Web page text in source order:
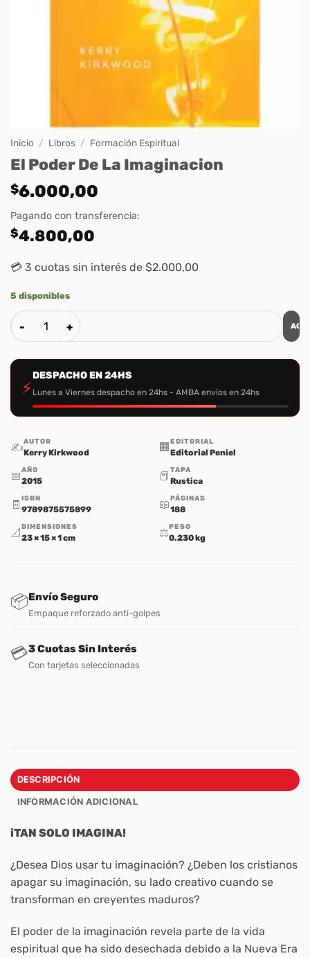
Inicio / Libros / Formación Espiritual
El Poder De La Imaginacion
$6.000,00
Pagando con transferencia:
$4.800,00
💳 3 cuotas sin interés de $2.000,00
5 disponibles
El Poder De La Imaginacion cantidad
⚡
DESPACHO EN 24HS
Lunes a Viernes despacho en 24hs - AMBA envíos en 24hs
✍️AUTOR
Kerry Kirkwood 🏢 EDITORIAL
Editorial Peniel
📅AÑO
2015 📕 TAPA
Rustica
🧾 ISBN
9789875575899 📖PÁGINAS
188
📐 DIMENSIONES
23 × 15 × 1 cm ⚖️PESO
0.230 kg
📦Envío Seguro
Empaque reforzado anti-golpes
💳3 Cuotas Sin Interés
Con tarjetas seleccionadas
DESCRIPCIÓN
INFORMACIÓN ADICIONAL
iTAN SOLO IMAGINA!
¿Desea Dios usar tu imaginación? ¿Deben los cristianos
apagar su imaginación, su lado creativo cuando se
transforman en creyentes maduros?
El poder de la imaginación revela parte de la vida
espiritual que ha sido desechada debido a la Nueva Era